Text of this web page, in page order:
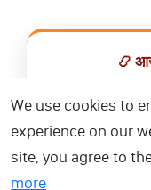
📿
📅
We use cookies to
experience on our
site, you agree to
more